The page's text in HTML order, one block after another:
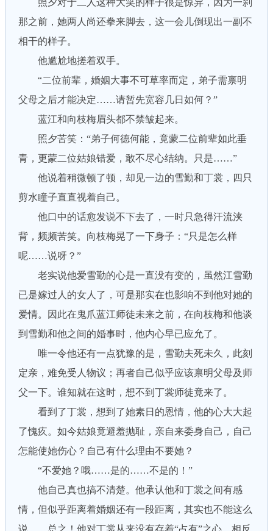
照夕对于二人这种大笑的样子很是惊异，因为一刹
那之前，她两人尚还拳来脚去，这一会儿倒现出一副不
相干的样子。
他尴尬地搓着双手。
“二位前辈，婚姻大事不可草率而定，弟子需禀明
父母之后才能决定……请暂先宽容几日如何？”
蓝江和向枝梅眉头都不禁皱起来。
照夕苦笑：“弟子何德何能，竟蒙二位前辈如此垂
青，更蒙二位姑娘错爱，敢不尽心结纳。只是……”
他说着稍微顿了顿，却见一边的雪勤和丁裳，四只
剪水瞳子直直视着自己。
他口中的话愈发说不下去了，一时只急得汗流浃
背，频频苦笑。向枝梅晃了一下身子：“只是怎么样
呢……说呀？”
老实说他爱雪勤的心是一直没有变的，虽然江雪勤
已是嫁过人的女人了，可是那实在也影响不到他对她的
爱情。因此在鬼爪蓝江师徒未来之前，在向枝梅和他谈
到雪勤和他之间的婚事时，他内心早已应允了。
唯一令他还有一点犹豫的是，雪勤夫死未久，此刻
定亲，难免受人物议；再者自己似乎应该禀明父母及师
父一下。谁知就在这时，想不到丁裳师徒竟来了。
看到了丁裳，想到了她素日的恩情，他的心大大起
了愧疚。如今姑娘竟避羞抛耻，亲自来委身自己，自己
怎能使她伤心？自己有什么理由不要她？
“不爱她？哦……是的……不是的！”
他自己真也搞不清楚。他承认他和丁裳之间有感
情，但似乎距离着婚姻还有一段距离，其实也不能这么
说……总之！他对丁裳从来没有存着“占有”之心。相反